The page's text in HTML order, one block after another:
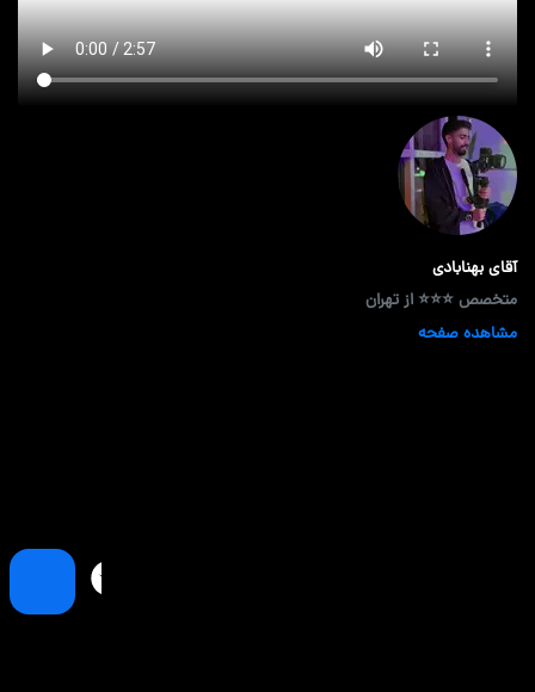
آقای بهنابادی
متخصص ⭐⭐⭐ از تهران
مشاهده صفحه